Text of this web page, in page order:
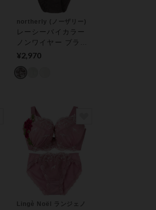
northerly (ノーザリー)
レーシーバイカラー
ノンワイヤー ブラ＆
ショーツ
¥2,970
Lingè Noël ランジェノ